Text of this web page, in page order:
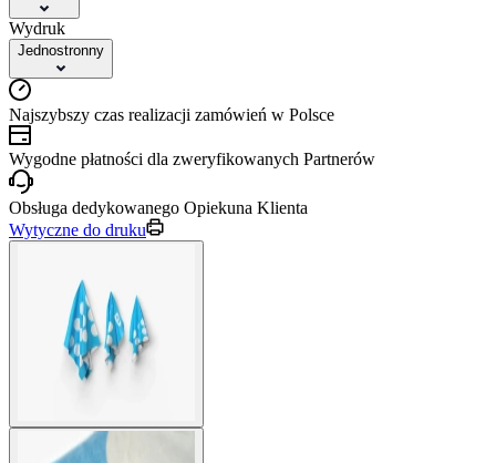
Wydruk
Jednostronny
Najszybszy czas realizacji zamówień w Polsce
Wygodne płatności dla zweryfikowanych Partnerów
Obsługa dedykowanego Opiekuna Klienta
Wytyczne do druku